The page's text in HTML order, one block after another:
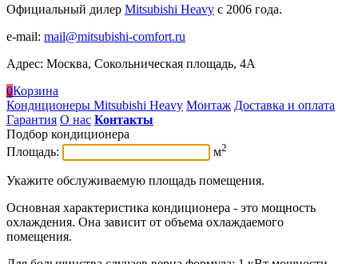
Официальный дилер Mitsubishi Heavy c 2006 года.
e-mail: mail@mitsubishi-comfort.ru
Адрес: Москва, Сокольническая площадь, 4А
0Корзина
Кондиционеры Mitsubishi Heavy Монтаж Доставка и оплата
Гарантия О нас Контакты
Подбор кондиционера
Площадь:
м2
Укажите обслуживаемую площадь помещения.
Основная характеристика кондиционера - это мощность
охлаждения. Она зависит от объема охлаждаемого
помещения.